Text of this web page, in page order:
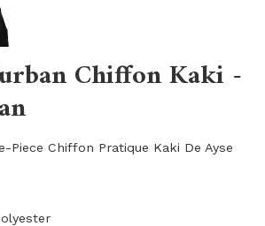
Chiffon Kaki -
Piece Chiffon Pratique Kaki De Ayse